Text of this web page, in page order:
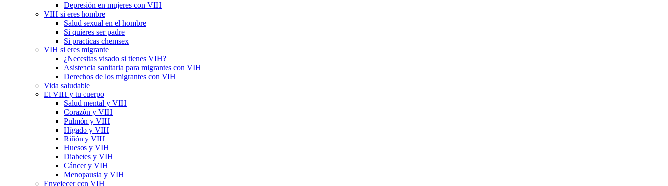
Depresión en mujeres con VIH
VIH si eres hombre
Salud sexual en el hombre
Si quieres ser padre
Si practicas chemsex
VIH si eres migrante
¿Necesitas visado si tienes VIH?
Asistencia sanitaria para migrantes con VIH
Derechos de los migrantes con VIH
Vida saludable
El VIH y tu cuerpo
Salud mental y VIH
Corazón y VIH
Pulmón y VIH
Hígado y VIH
Riñón y VIH
Huesos y VIH
Diabetes y VIH
Cáncer y VIH
Menopausia y VIH
Envejecer con VIH